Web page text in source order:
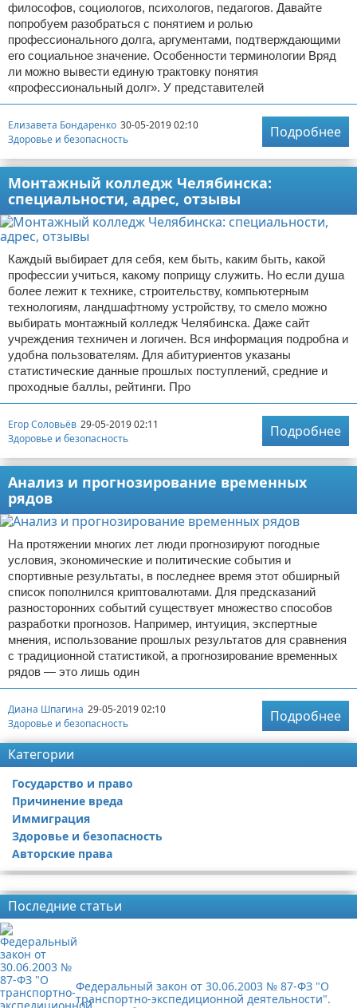
философов, социологов, психологов, педагогов. Давайте
попробуем разобраться с понятием и ролью
профессионального долга, аргументами, подтверждающими
его социальное значение. Особенности терминологии Вряд
ли можно вывести единую трактовку понятия
«профессиональный долг». У представителей
Елизавета Бондаренко 30-05-2019 02:10
Здоровье и безопасность
Подробнее
Монтажный колледж Челябинска:
специальности, адрес, отзывы
Каждый выбирает для себя, кем быть, каким быть, какой
профессии учиться, какому поприщу служить. Но если душа
более лежит к технике, строительству, компьютерным
технологиям, ландшафтному устройству, то смело можно
выбирать монтажный колледж Челябинска. Даже сайт
учреждения техничен и логичен. Вся информация подробна и
удобна пользователям. Для абитуриентов указаны
статистические данные прошлых поступлений, средние и
проходные баллы, рейтинги. Про
Егор Соловьёв 29-05-2019 02:11
Здоровье и безопасность
Подробнее
Анализ и прогнозирование временных
рядов
На протяжении многих лет люди прогнозируют погодные
условия, экономические и политические события и
спортивные результаты, в последнее время этот обширный
список пополнился криптовалютами. Для предсказаний
разносторонних событий существует множество способов
разработки прогнозов. Например, интуиция, экспертные
мнения, использование прошлых результатов для сравнения
с традиционной статистикой, а прогнозирование временных
рядов — это лишь один
Диана Шпагина 29-05-2019 02:10
Здоровье и безопасность
Подробнее
Категории
Государство и право
Причинение вреда
Иммиграция
Здоровье и безопасность
Авторские права
Последние статьи
Федеральный закон от 30.06.2003 № 87-ФЗ "О
транспортно-экспедиционной деятельности".